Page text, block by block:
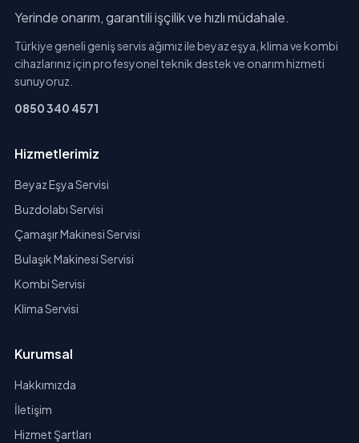
Yerinde onarım, garantili işçilik ve hızlı müdahale.
Türkiye geneli geniş servis ağımız ile beyaz eşya, klima ve kombi
cihazlarınız için profesyonel teknik destek ve onarım hizmeti
sunuyoruz.
0850 340 4571
Hizmetlerimiz
Beyaz Eşya Servisi
Buzdolabı Servisi
Çamaşır Makinesi Servisi
Bulaşık Makinesi Servisi
Kombi Servisi
Klima Servisi
Kurumsal
Hakkımızda
İletişim
Hizmet Şartları